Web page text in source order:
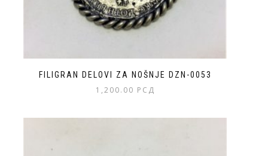
FILIGRAN DELOVI ZA NOŠNJE DZN-0053
1,200.00 РСД